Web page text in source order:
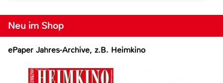
Neu im Shop
ePaper Jahres-Archive, z.B. Heimkino